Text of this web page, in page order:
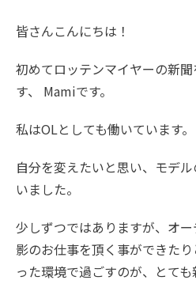
皆さんこんにちは！
初めてロッテンマイヤーの新
す、 Mamiです。
私はOLとしても働いています。
自分を変えたいと思い、モデ
いました。
少しずつではありますが、オ
影のお仕事を頂く事ができた
った環境で過ごすのが、とて